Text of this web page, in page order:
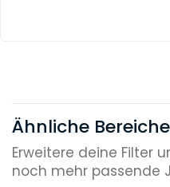
Ähnliche Bereiche
Erweitere deine Filter
noch mehr passende